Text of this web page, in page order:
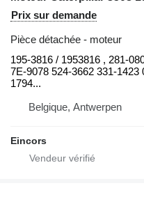
Prix sur demande
Pièce détachée - moteur
195-3816 / 1953816 , 281-
7E-9078 524-3662 331-1423
1794...
Belgique, Antwerpen
Eincors